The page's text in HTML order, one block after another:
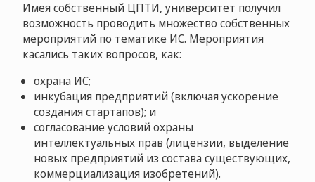
Имея собственный ЦПТИ, университет получил
возможность проводить множество собственных
мероприятий по тематике ИС. Мероприятия
касались таких вопросов, как:
охрана ИС;
инкубация предприятий (включая ускорение
создания стартапов); и
согласование условий охраны
интеллектуальных прав (лицензии, выделение
новых предприятий из состава существующих,
коммерциализация изобретений).